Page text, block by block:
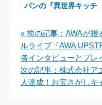
パンの『異世界キッチ
ャンペーン開催中！
« 前の記事：AWAが贈
ルライブ『AWA
者インタビューとプレ
次の記事：株式会社ア
人達成！お宝さがしキ